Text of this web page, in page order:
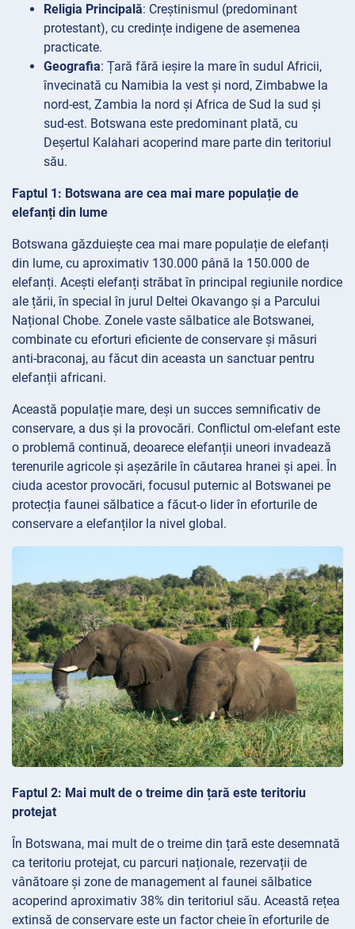
Religia Principală: Creștinismul (predominant
protestant), cu credințe indigene de asemenea
practicate.
Geografia: Țară fără ieșire la mare în sudul Africii,
învecinată cu Namibia la vest și nord, Zimbabwe la
nord-est, Zambia la nord și Africa de Sud la sud și
sud-est. Botswana este predominant plată, cu
Deșertul Kalahari acoperind mare parte din teritoriul
său.
Faptul 1: Botswana are cea mai mare populație de
elefanți din lume
Botswana găzduiește cea mai mare populație de elefanți
din lume, cu aproximativ 130.000 până la 150.000 de
elefanți. Acești elefanți străbat în principal regiunile nordice
ale țării, în special în jurul Deltei Okavango și a Parcului
Național Chobe. Zonele vaste sălbatice ale Botswanei,
combinate cu eforturi eficiente de conservare și măsuri
anti-braconaj, au făcut din aceasta un sanctuar pentru
elefanții africani.
Această populație mare, deși un succes semnificativ de
conservare, a dus și la provocări. Conflictul om-elefant este
o problemă continuă, deoarece elefanții uneori invadează
terenurile agricole și așezările în căutarea hranei și apei. În
ciuda acestor provocări, focusul puternic al Botswanei pe
protecția faunei sălbatice a făcut-o lider în eforturile de
conservare a elefanților la nivel global.
Faptul 2: Mai mult de o treime din țară este teritoriu
protejat
În Botswana, mai mult de o treime din țară este desemnată
ca teritoriu protejat, cu parcuri naționale, rezervații de
vânătoare și zone de management al faunei sălbatice
acoperind aproximativ 38% din teritoriul său. Această rețea
extinsă de conservare este un factor cheie în eforturile de